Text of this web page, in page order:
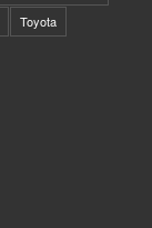
Toyota